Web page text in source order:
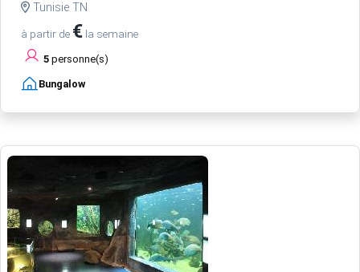
Tunisie TN
à partir de € la semaine
5 personne(s)
Bungalow